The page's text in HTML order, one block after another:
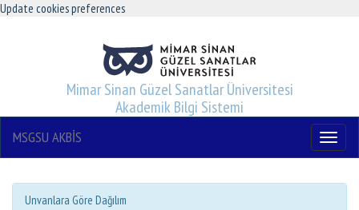
Update cookies preferences
Mimar Sinan Güzel Sanatlar Üniversitesi
Akademik Bilgi Sistemi
Menu
MSGSU AKBİS
Unvanlara Göre Dağılım